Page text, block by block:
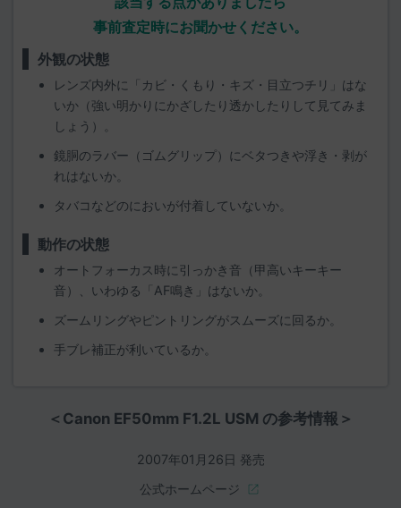
事前査定時にお聞かせください。
外観の状態
レンズ内外に「カビ・くもり・キズ・目立つチリ」はな
いか（強い明かりにかざしたり透かしたりして見てみま
しょう）。
鏡胴のラバー（ゴムグリップ）にベタつきや浮き・剥が
れはないか。
タバコなどのにおいが付着していないか。
動作の状態
オートフォーカス時に引っかき音（甲高いキーキー
音）、いわゆる「AF鳴き」はないか。
ズームリングやピントリングがスムーズに回るか。
手ブレ補正が利いているか。
＜Canon EF50mm F1.2L USM の参考情報＞
2007年01月26日 発売
公式ホームページ